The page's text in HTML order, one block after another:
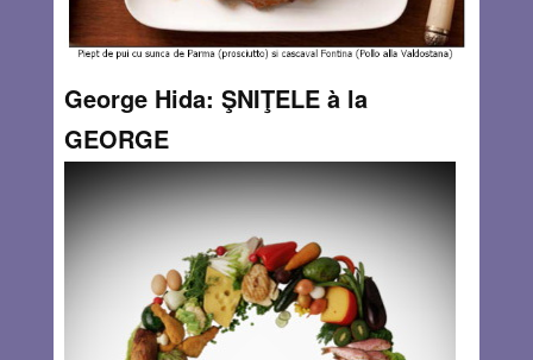
George Hida: ŞNIŢELE à la
GEORGE
Şniţelul romanesc, care vine de la germanul schnitzel,
este de fapt o fleica, cotlet sau fileu de carne fără os,
tăiate în felii subţiri sau bătute până ajung la subţirimea
potrivită şi care, după ce sunt zvântate se învelesc
Read more…